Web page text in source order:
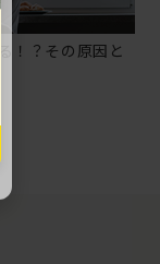
！？その原因と